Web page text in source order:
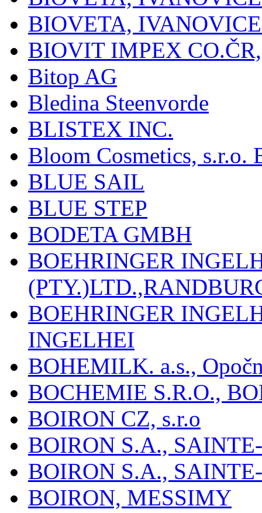
BIOVETA,
BIOVIT IMPEX
Bitop AG
Bledina Steenvorde
BLISTEX INC.
Bloom Cosmetics, s.r.o.
BLUE SAIL
BLUE STEP
BODETA GMBH
BOEHRINGER
BOEHRINGER
INGELHEI
BOHEMILK. a.s.,
BOCHEMIE S.R.O.,
BOIRON CZ, s.r.o
BOIRON S.A.,
BOIRON S.A.,
BOIRON, MESSIMY